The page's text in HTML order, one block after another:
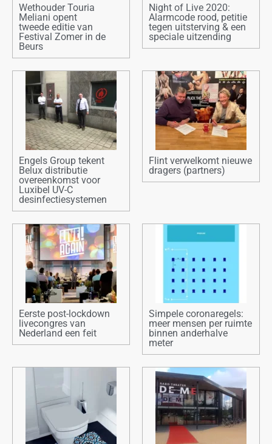
Wethouder Touria
Meliani opent
tweede editie van
Festival Zomer in de
Beurs
Night of Live 2020:
Alarmcode rood, petitie
tegen uitsterving & een
speciale uitzending
Engels Group tekent
Belux distributie
overeenkomst voor
Luxibel UV-C
desinfectiesystemen
Flint verwelkomt nieuwe
dragers (partners)
Eerste post-lockdown
livecongres van
Nederland een feit
Simpele coronaregels:
meer mensen per ruimte
binnen anderhalve
meter